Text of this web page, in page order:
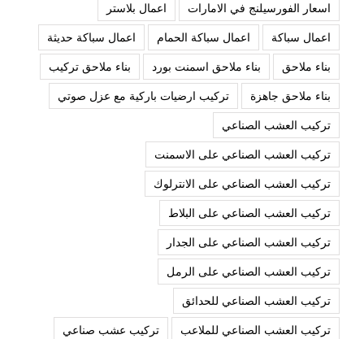
اسعار الفورسيلنج في الامارات
اعمال بلاستر
اعمال سباكة
اعمال سباكة الحمام
اعمال سباكة حديثة
بناء ملاحق
بناء ملاحق اسمنت بورد
بناء ملاحق تركيب
بناء ملاحق جاهزة
تركيب ارضيات باركية مع عزل صوتي
تركيب العشب الصناعي
تركيب العشب الصناعي على الاسمنت
تركيب العشب الصناعي على الانترلوك
تركيب العشب الصناعي على البلاط
تركيب العشب الصناعي على الجدار
تركيب العشب الصناعي على الرمل
تركيب العشب الصناعي للحدائق
تركيب العشب الصناعي للملاعب
تركيب عشب صناعي